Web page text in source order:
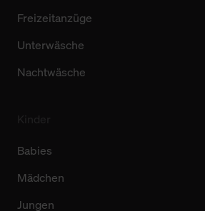
Freizeitanzüge
Unterwäsche
Nachtwäsche
Babies
Mädchen
Jungen